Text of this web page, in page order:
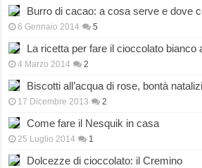
Burro di cacao: a cosa serve e dove
6 Gennaio 2014 5
La ricetta per fare il cioccolato bianco
4 Marzo 2014 2
Biscotti all’acqua di rose, bontà
17 Dicembre 2013 2
Come fare il Nesquik in casa
25 Luglio 2014 1
Dolcezze di cioccolato: il Cremino